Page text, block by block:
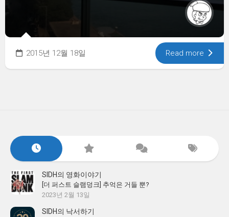
2015년 12월 18일 Read more
SIDH의 영화이야기
[더 퍼스트 슬램덩크] 추억은 거들 뿐?
2023년 2월 13일
SIDH의 낙서하기